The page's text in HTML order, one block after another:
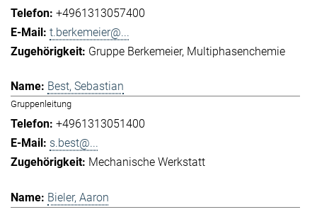
+4961313057400
t.berkemeier@...
Gruppe Berkemeier Multiphasenchemie
Best, Sebastian
Gruppenleitung
+4961313051400
s.best@...
Mechanische Werkstatt
Bieler, Aaron